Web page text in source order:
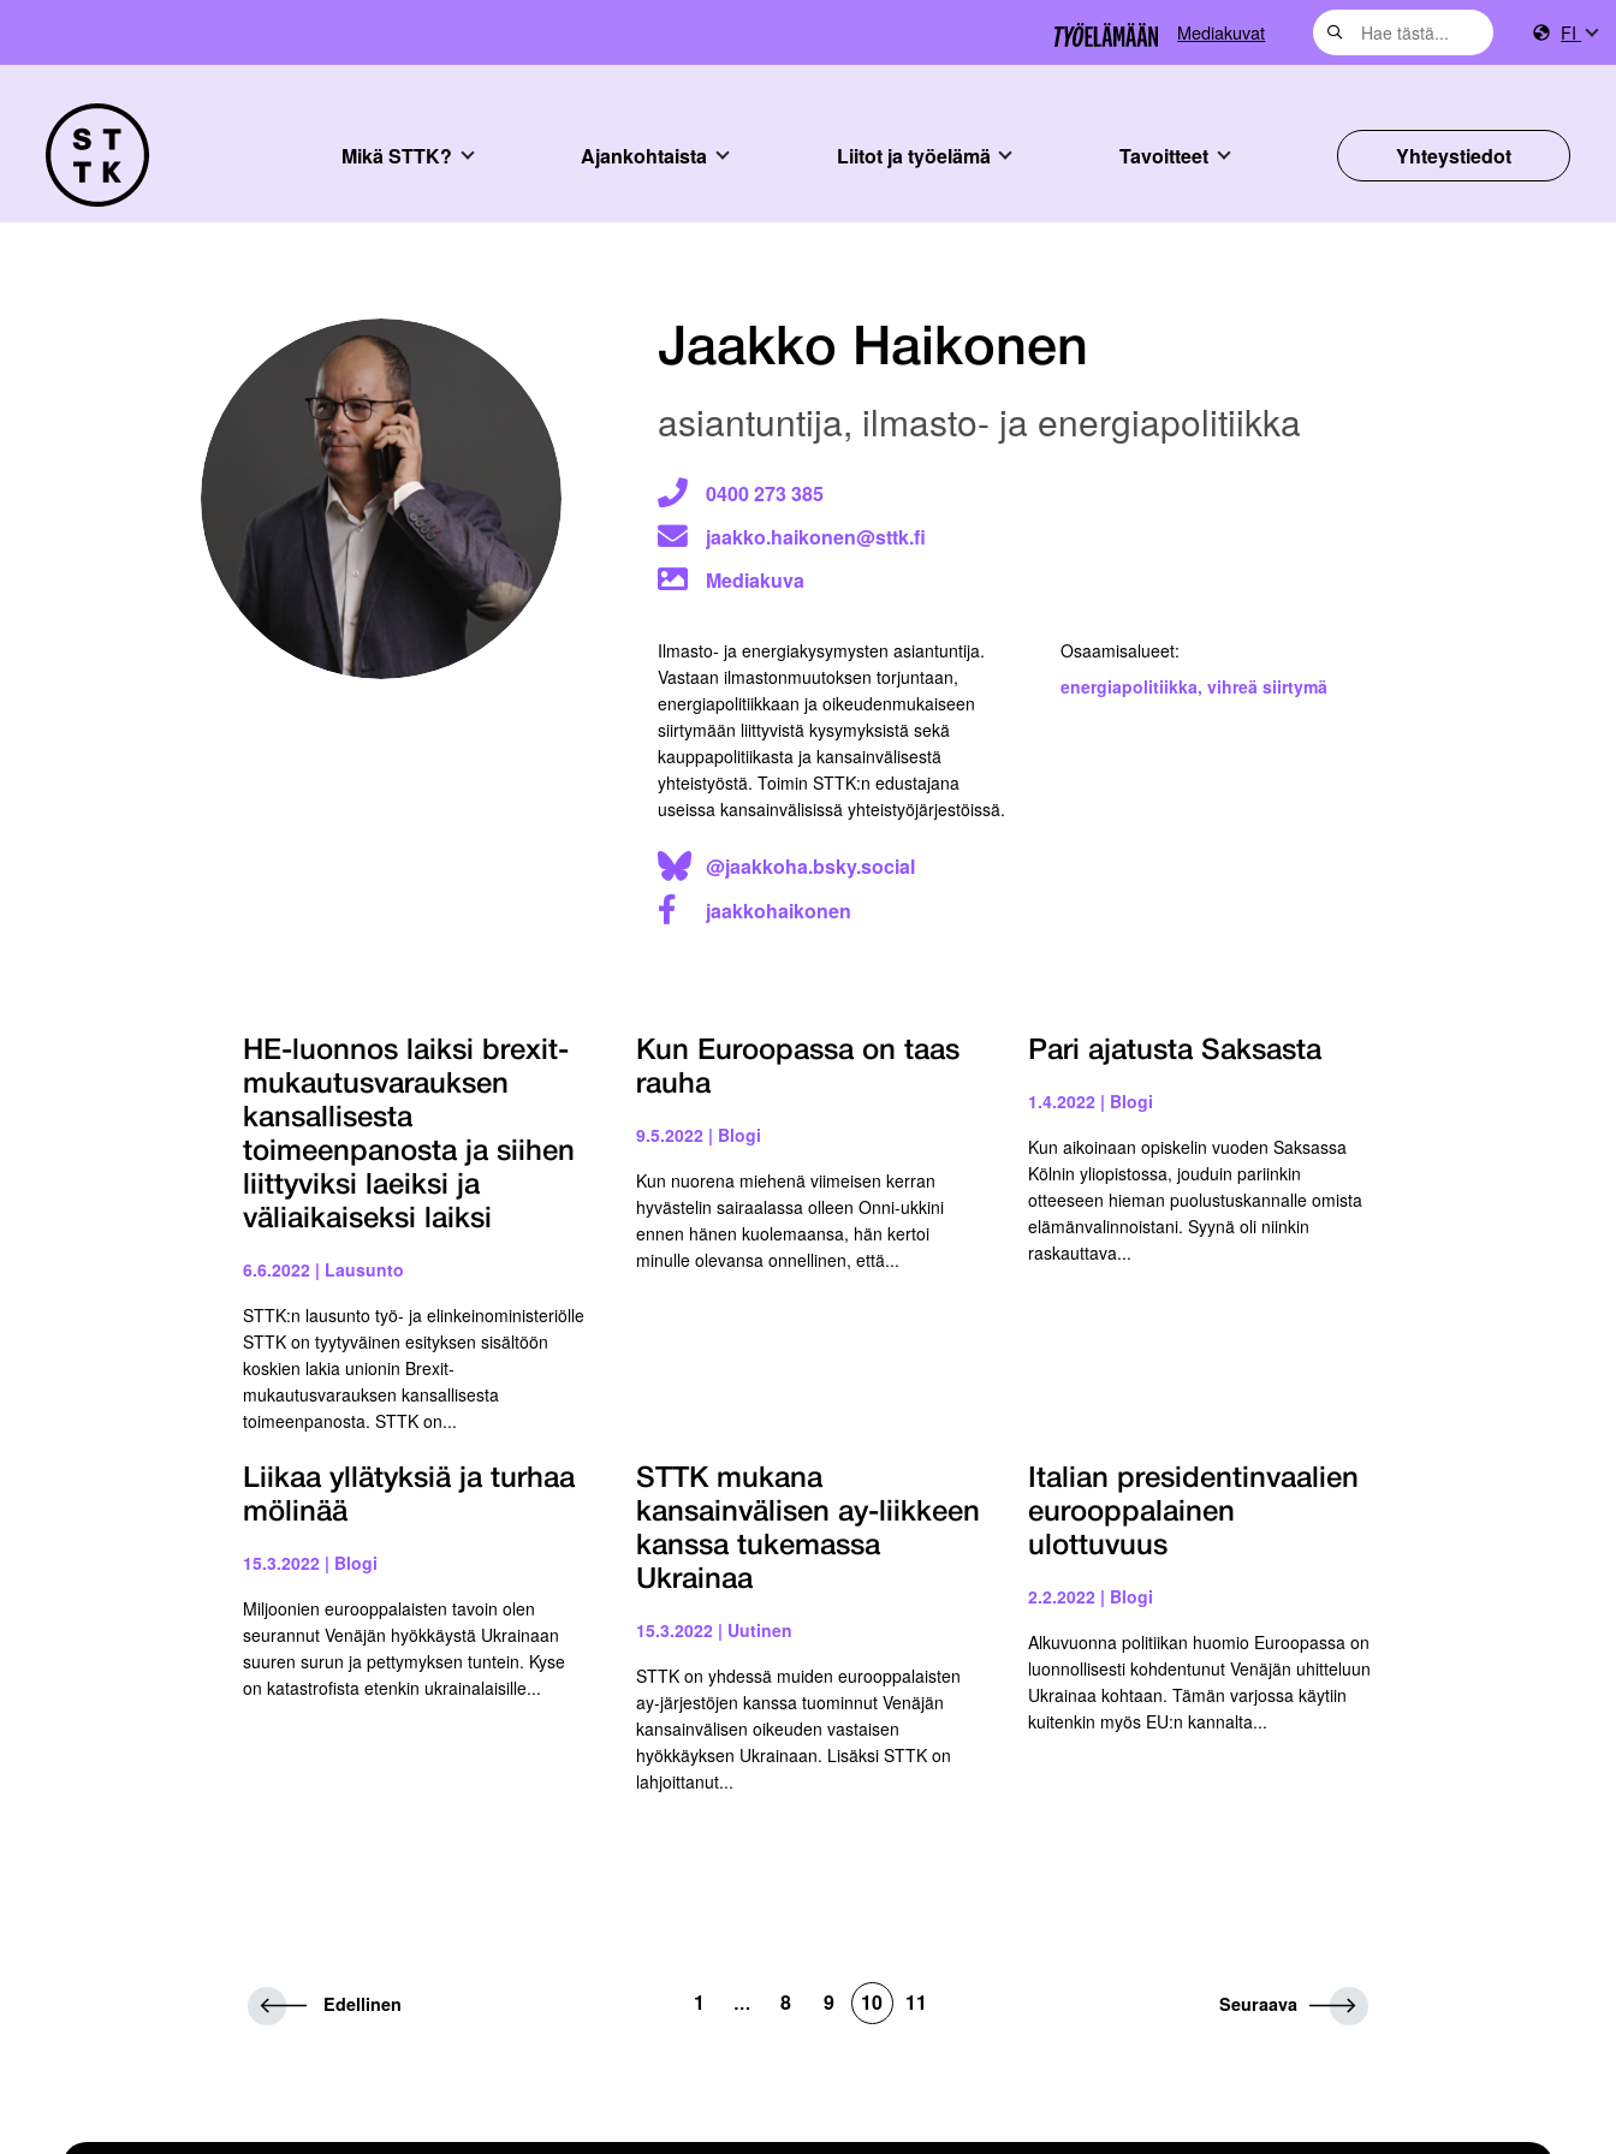
Mediakuvat FI
Mikä STTK? Ajankohtaista Liitot ja työelämä Tavoitteet Yhteystiedot
Jaakko Haikonen
asiantuntija, ilmasto- ja energiapolitiikka
0400 273 385
jaakko.haikonen@sttk.fi
Mediakuva
Ilmasto- ja energiakysymysten asiantuntija.
Vastaan ilmastonmuutoksen torjuntaan,
energiapolitiikkaan ja oikeudenmukaiseen
siirtymään liittyvistä kysymyksistä sekä
kauppapolitiikasta ja kansainvälisestä
yhteistyöstä. Toimin STTK:n edustajana
useissa kansainvälisissä yhteistyöjärjestöissä.
@jaakkoha.bsky.social
jaakkohaikonen
Osaamisalueet:
energiapolitiikka, vihreä siirtymä
HE-luonnos laiksi brexit-
mukautusvarauksen
kansallisesta
toimeenpanosta ja siihen
liittyviksi laeiksi ja
väliaikaiseksi laiksi
6.6.2022 | Lausunto
STTK:n lausunto työ- ja elinkeinoministeriölle
STTK on tyytyväinen esityksen sisältöön
koskien lakia unionin Brexit-
mukautusvarauksen kansallisesta
toimeenpanosta. STTK on...
Kun Euroopassa on taas
rauha
9.5.2022| Blogi
Kun nuorena miehenä viimeisen kerran
hyvästelin sairaalassa olleen Onni-ukkini
ennen hänen kuolemaansa, hän kertoi
minulle olevansa onnellinen, että...
Pari ajatusta Saksasta
1.4.2022 | Blogi
Kun aikoinaan opiskelin vuoden Saksassa
Kölnin yliopistossa, jouduin pariinkin
otteeseen hieman puolustuskannalle omista
elämänvalinnoistani. Syynä oli niinkin
raskauttava...
Liikaa yllätyksiä ja turhaa
mölinää
15.3.2022 | Blogi
Miljoonien eurooppalaisten tavoin olen
seurannut Venäjän hyökkäystä Ukrainaan
suuren surun ja pettymyksen tuntein. Kyse
on katastrofista etenkin ukrainalaisille...
STTK mukana
kansainvälisen ay-liikkeen
kanssa tukemassa
Ukrainaa
15.3.2022| Uutinen
STTK on yhdessä muiden eurooppalaisten
ay-järjestöjen kanssa tuominnut Venäjän
kansainvälisen oikeuden vastaisen
hyökkäyksen Ukrainaan. Lisäksi STTK on
lahjoittanut...
Italian presidentinvaalien
eurooppalainen
ulottuvuus
2.2.2022 | Blogi
Alkuvuonna politiikan huomio Euroopassa on
luonnollisesti kohdentunut Venäjän uhitteluun
Ukrainaa kohtaan. Tämän varjossa käytiin
kuitenkin myös EU:n kannalta...
EEdellinen 1 … 8 9 10 11
S
Seuraava